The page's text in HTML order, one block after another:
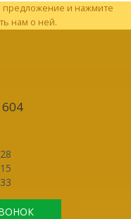
предложение и нажмите
нам о ней.